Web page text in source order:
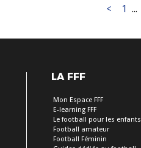
< 1 ...
LA FFF
Mon Espace FFF
E-learning FFF
Le football pour les enfants
Football amateur
Football Féminin